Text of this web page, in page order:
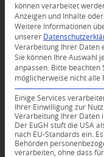
Dein
An Diskussion
Hinterlassen Sie uns
können verarbeitet
Anzeigen und Inhalte
Weitere Informationen
unserer
Verarbeitung Ihrer Daten
Sie können Ihre Auswahl
anpassen.
Bitte beachten
möglicherweise nicht alle
Einige Services
Ihrer Einwilligung zur
Verarbeitung Ihrer Daten
Der EuGH stuft die USA
nach EU-Standards ein.
Behörden
verarbeiten, ohne dass